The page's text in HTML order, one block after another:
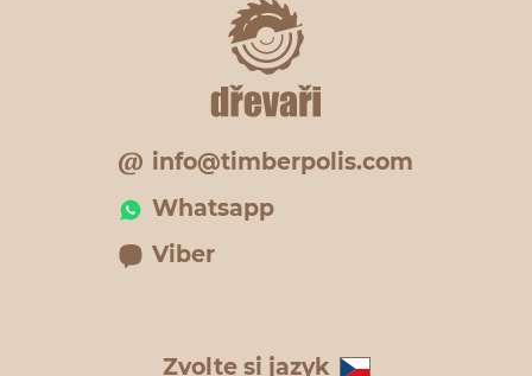
info@timberpolis.com
Whatsapp
Viber
Zvolte si jazyk